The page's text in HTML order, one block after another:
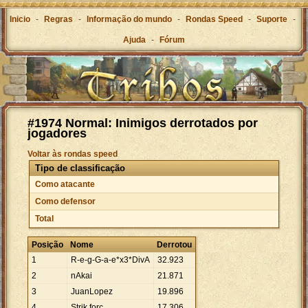
Inicio - Regras - Informação do mundo - Rondas Speed - Suporte -
Ajuda - Fórum
#1974 Normal: Inimigos derrotados por
jogadores
Voltar às rondas speed
Tipo de classificação
Como atacante
Como defensor
Total
Posição Nome
Derrotou
1
R-e-g-G-a-e*x3*DivA 32.923
2
nAkai 21.871
3
JuanLopez 19.896